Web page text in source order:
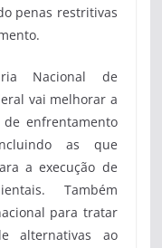
penas restritivas
Nacional de
vai melhorar a
enfrentamento
as que
a execução de
Também
para tratar
alternativas ao